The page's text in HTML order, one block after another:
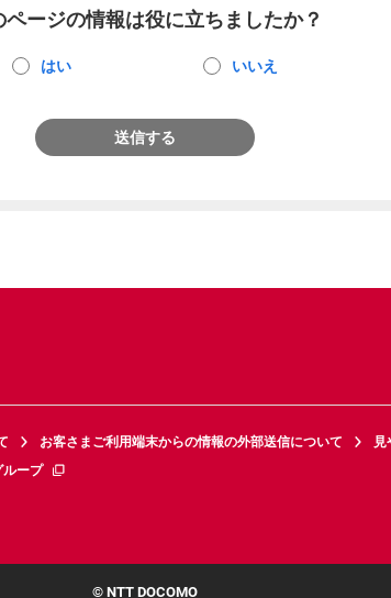
ページの情報は役に立ちましたか？
はい いいえ
送信する
お客さまご利用端末からの情報の外部送信について
見
ループ
© NTT DOCOMO